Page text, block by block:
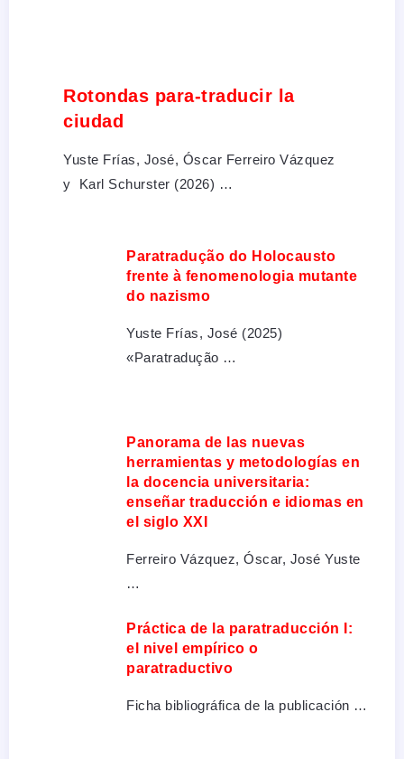
Rotondas para-traducir la
ciudad
Yuste Frías, José, Óscar Ferreiro Vázquez
y Karl Schurster (2026) …
Paratradução do Holocausto
frente à fenomenologia mutante
do nazismo
Yuste Frías, José (2025)
«Paratradução …
Panorama de las nuevas
herramientas y metodologías en
la docencia universitaria:
enseñar traducción e idiomas en
el siglo XXI
Ferreiro Vázquez, Óscar, José Yuste
…
Práctica de la paratraducción I:
el nivel empírico o
paratraductivo
Ficha bibliográfica de la publicación …